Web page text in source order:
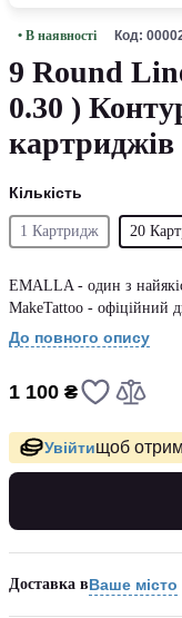
• В наявності Код:
9 Round
0.30 )
картриджів
Кількість
1 Картридж 20
EMALLA - один з
MakeTattoo - офіційний
До повного опису
1 100 ₴
Увійтищоб
Доставка вВаше місто